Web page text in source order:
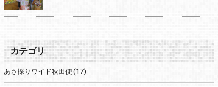
カテゴリ
あさ採りワイド秋田便 (17)